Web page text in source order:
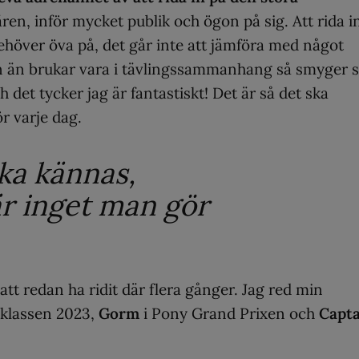
inför mycket publik och ögon på sig. Att rida
öva på, det går inte att jämföra med något
brukar vara i tävlingssammanhang så smyger
det tycker jag är fantastiskt! Det är så det ska
varje dag.
kännas,
inget man gör
redan ha ridit där flera gånger. Jag red min
2023, Gorm i Pony Grand Prixen och